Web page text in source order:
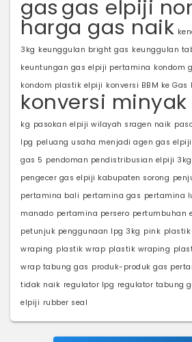
gasgas elpiji
harga gas naik
3kg keunggulan bright gas keunggulan
keuntungan gas elpiji pertamina kondom
kondom plastik elpiji konversi BBM ke Gas
konversi
kg pasokan elpiji wilayah sragen naik
lpg peluang usaha menjadi agen gas
gas 5 pendoman pendistribusian elpiji 3kg
pengecer gas elpiji kabupaten sorong
pertamina bali pertamina gas pertamina
manado pertamina persero pertumbuhan
petunjuk penggunaan lpg 3kg pink plastik
wraping plastik wrap plastik wraping
wrap tabung gas produk-produk gas
tidak naik regulator lpg regulator tabung
elpiji rubber seal